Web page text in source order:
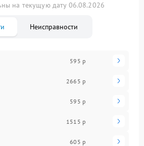
на текущую дату 06.08.2026
Неисправности
595 р
2665 р
595 р
1515 р
605 р